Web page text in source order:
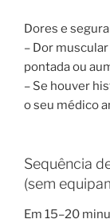
Dores e
– Dor
pontada ou
– Se houver
o seu médico
Sequência
(sem
Em 15–20